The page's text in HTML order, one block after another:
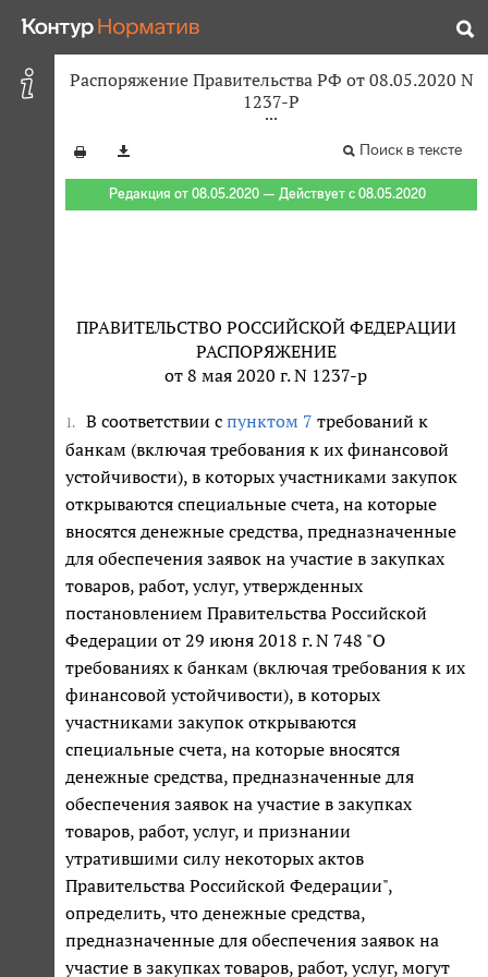
Распоряжение Правительства РФ от 08.05.2020 N
1237-Р
Поиск в тексте
Редакция от 08.05.2020 — Действует с 08.05.2020
ПРАВИТЕЛЬСТВО РОССИЙСКОЙ ФЕДЕРАЦИИ
РАСПОРЯЖЕНИЕ
от 8 мая 2020 г. N 1237-р
1. В соответствии с пунктом 7 требований к
банкам (включая требования к их финансовой
устойчивости), в которых участниками закупок
открываются специальные счета, на которые
вносятся денежные средства, предназначенные
для обеспечения заявок на участие в закупках
товаров, работ, услуг, утвержденных
постановлением Правительства Российской
Федерации от 29 июня 2018 г. N 748 "О
требованиях к банкам (включая требования к их
финансовой устойчивости), в которых
участниками закупок открываются
специальные счета, на которые вносятся
денежные средства, предназначенные для
обеспечения заявок на участие в закупках
товаров, работ, услуг, и признании
утратившими силу некоторых актов
Правительства Российской Федерации",
определить, что денежные средства,
предназначенные для обеспечения заявок на
участие в закупках товаров, работ, услуг, могут